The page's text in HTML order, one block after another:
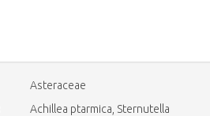
Asteraceae
Achillea ptarmica, Sternutella